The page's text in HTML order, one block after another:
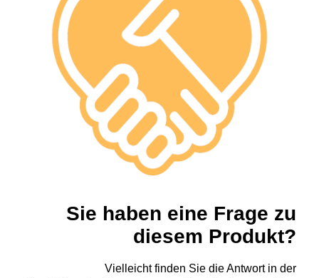
Sie haben eine Frage zu
diesem Produkt?
Vielleicht finden Sie die Antwort in der